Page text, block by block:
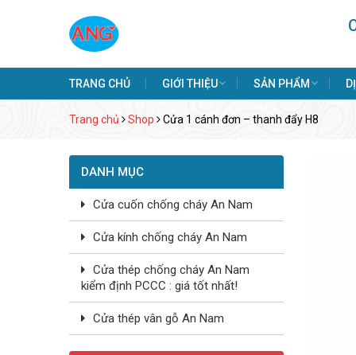
TRANG CHỦ GIỚI THIỆU SẢN PHẨM
Trang chủ Shop Cửa 1 cánh đơn – thanh đẩy H8
DANH MỤC
Cửa cuốn chống cháy An Nam
Cửa kính chống cháy An Nam
Cửa thép chống cháy An Nam
kiểm định PCCC : giá tốt nhất!
Cửa thép vân gỗ An Nam